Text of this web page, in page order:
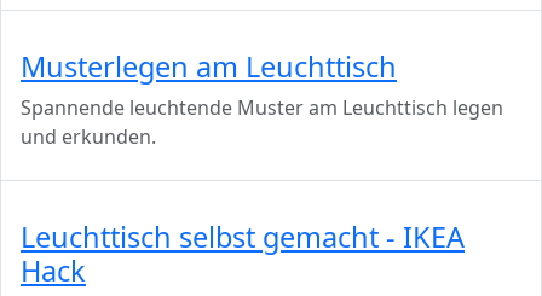
Musterlegen am Leuchttisch
Spannende leuchtende Muster am Leuchttisch legen
und erkunden.
Leuchttisch selbst gemacht - IKEA
Hack